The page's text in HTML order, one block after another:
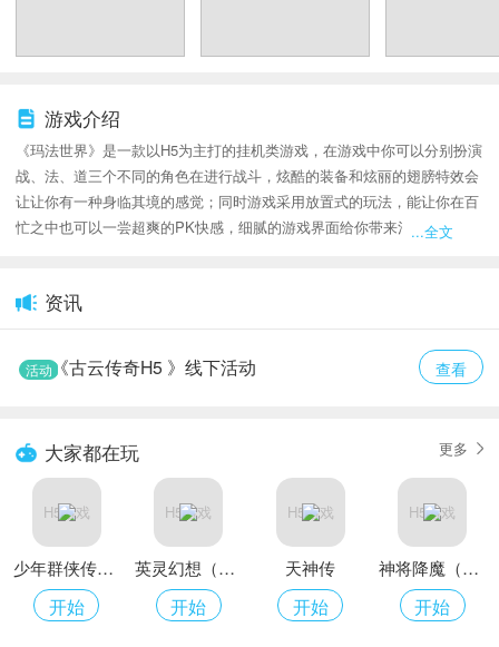
游戏介绍
《玛法世界》是一款以H5为主打的挂机类游戏，在游戏中你可以分别扮演
战、法、道三个不同的角色在进行战斗，炫酷的装备和炫丽的翅膀特效会
让让你有一种身临其境的感觉；同时游戏采用放置式的玩法，能让你在百
忙之中也可以一尝超爽的PK快感，细腻的游戏界面给你带来清晰真实的
界。
...全文
资讯
查看
活动《古云传奇H5 》线下活动
更多
大家都在玩
H5游戏
少年群侠传H5（无门槛京东卡）
开始
H5游戏
英灵幻想（送万元元宝）
开始
H5游戏
天神传
开始
H5游戏
神将降魔（0.1折）
开始